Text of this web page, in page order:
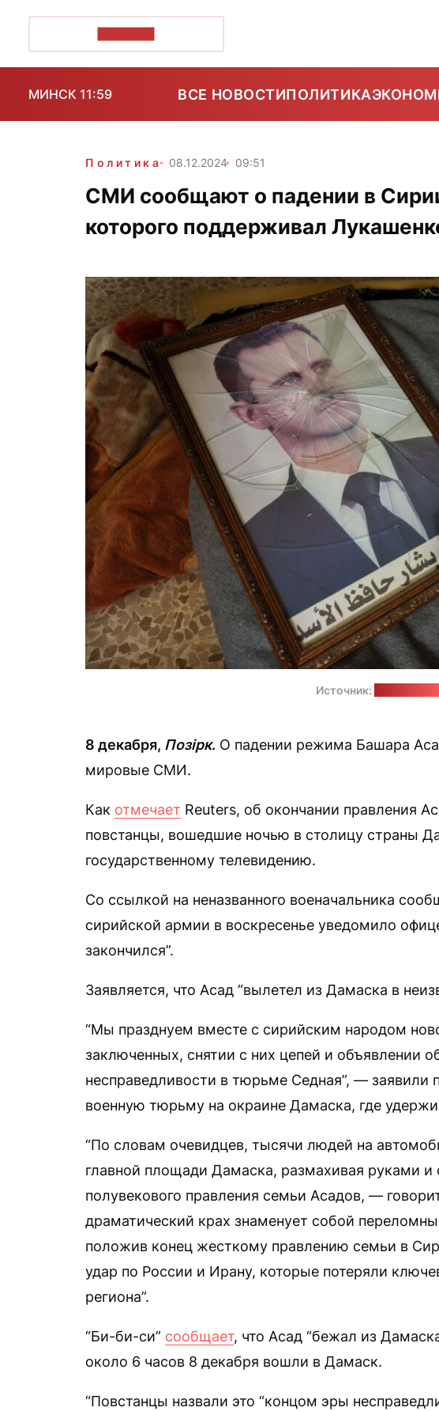
МИНСК 11:59 ВСЕ НОВОСТИПОЛИТИКА
Политика 08.12.2024 09:51
СМИ сообщают о падении в
которого поддерживал
Источник:
8 декабря, Позірк. О падении режима Башара
мировые СМИ.
Как отмечает Reuters, об окончании правления
повстанцы, вошедшие ночью в столицу страны
государственному телевидению.
Со ссылкой на неназванного военачальника
сирийской армии в воскресенье уведомило
закончился”.
Заявляется, что Асад “вылетел из Дамаска в
“Мы празднуем вместе с сирийским народом
заключенных, снятии с них цепей и объявлении
несправедливости в тюрьме Седная”, — заявили
военную тюрьму на окраине Дамаска, где
“По словам очевидцев, тысячи людей на
главной площади Дамаска, размахивая руками и
полувекового правления семьи Асадов, —
драматический крах знаменует собой
положив конец жесткому правлению семьи в
удар по России и Ирану, которые потеряли
региона”.
“Би-би-си” сообщает, что Асад “бежал из
около 6 часов 8 декабря вошли в Дамаск.
“Повстанцы назвали это “концом эры